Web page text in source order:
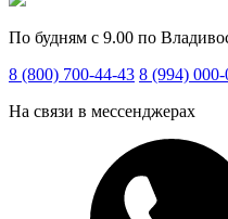
По будням с 9.00 по
8 (800) 700-44-43 8 (994)
На связи в мессенджерах